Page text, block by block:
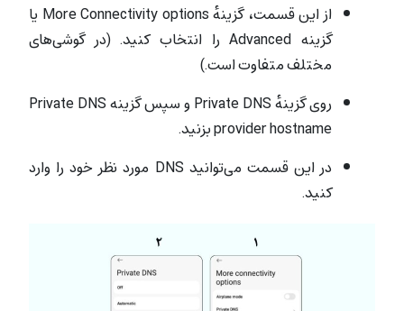
از این قسمت، گزینهٔ More Connectivity options یا
گزینه Advanced را انتخاب کنید. (در گوشی‌های
مختلف متفاوت است.)
روی گزینهٔ Private DNS و سپس گزینه Private DNS
provider hostname بزنید.
در این قسمت می‌توانید DNS مورد نظر خود را وارد
کنید.